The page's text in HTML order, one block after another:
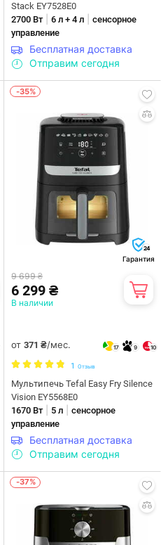
Stack EY7528E0
2700 Вт| 6 л + 4 л
сенсорное
управление
Бесплатная доставка
Отправим сегодня
-35%
24
Гарантия
9 699 ₴
6 299 ₴
В наличии
от 371 ₴/мес. 17 9 10
1 Отзыв
Мультипечь Tefal Easy Fry Silence
Vision EY5568E0
1670 Вт| 5 л
сенсорное
управление
Бесплатная доставка
Отправим сегодня
-37%